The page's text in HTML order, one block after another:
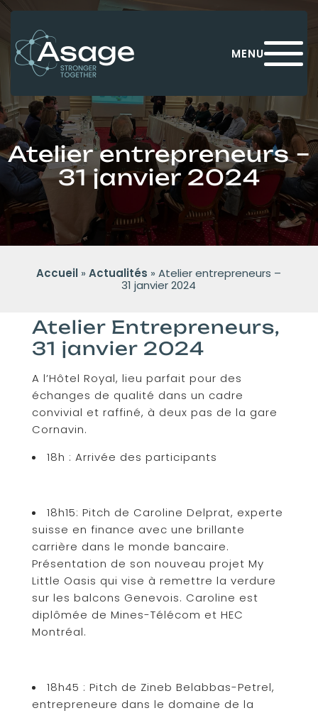
MENU
Atelier entrepreneurs –
31 janvier 2024
Accueil »Actualités »Atelier entrepreneurs –
31 janvier 2024
Atelier Entrepreneurs,
31 janvier 2024
A l’Hôtel Royal, lieu parfait pour des
échanges de qualité dans un cadre
convivial et raffiné, à deux pas de la gare
Cornavin.
18h : Arrivée des participants
18h15: Pitch de Caroline Delprat, experte
suisse en finance avec une brillante
carrière dans le monde bancaire.
Présentation de son nouveau projet My
Little Oasis qui vise à remettre la verdure
sur les balcons Genevois. Caroline est
diplômée de Mines-Télécom et HEC
Montréal.
18h45 : Pitch de Zineb Belabbas-Petrel,
entrepreneure dans le domaine de la
Panneau de gestion des cookies